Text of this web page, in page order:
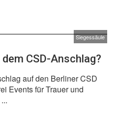
Siegessäule
CSD-Anschlag?
auf den Berliner CSD
Events für Trauer und